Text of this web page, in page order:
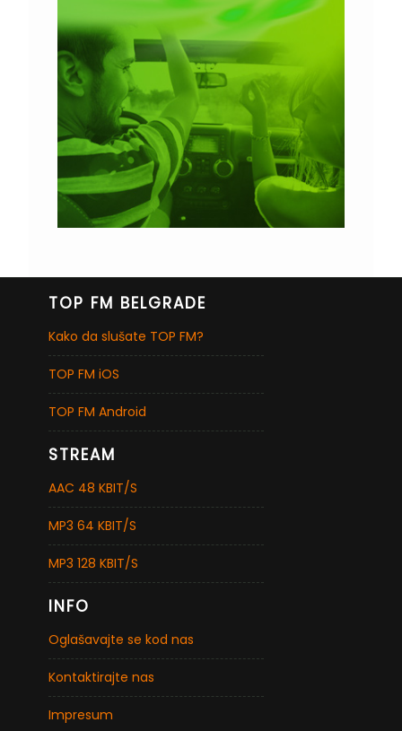
TOP FM BELGRADE
Kako da slušate TOP FM?
TOP FM iOS
TOP FM Android
STREAM
AAC 48 KBIT/S
MP3 64 KBIT/S
MP3 128 KBIT/S
INFO
Oglašavajte se kod nas
Kontaktirajte nas
Impresum